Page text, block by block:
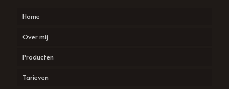
Home
Over mij
Producten
Davines
Tarieven